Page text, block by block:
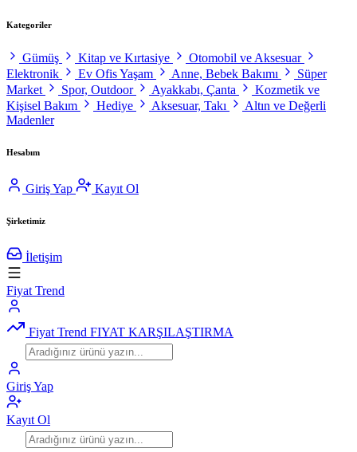
Kategoriler
Gümüş Kitap ve Kırtasiye
Otomobil ve Aksesuar
Elektronik
Ev Ofis Yaşam Anne, Bebek Bakımı
Süper
Market
Spor, Outdoor Ayakkabı, Çanta
Kozmetik ve
Kişisel Bakım
Hediye Aksesuar, Takı
Altın ve Değerli
Madenler
Hesabım
Giriş Yap Kayıt Ol
Şirketimiz
İletişim
Fiyat Trend
Fiyat Trend FIYAT KARŞILAŞTIRMA
Giriş Yap
Kayıt Ol